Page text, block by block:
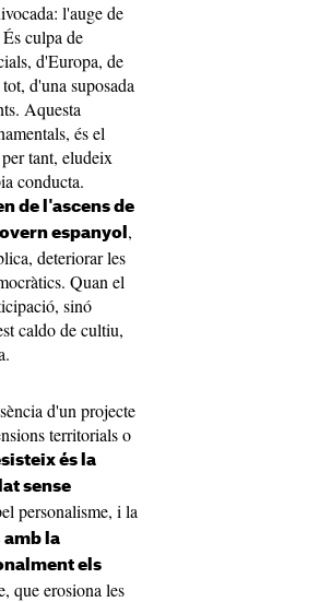
l'auge de
culpa de
d'Europa, de
d'una suposada
Aquesta
és el
tant, eludeix
conducta.
de l'ascens de
espanyol ,
deteriorar les
Quan el
sinó
caldo de cultiu,
d'un projecte
territorials o
és la
sense
personalisme, i la
amb la
els
que erosiona les